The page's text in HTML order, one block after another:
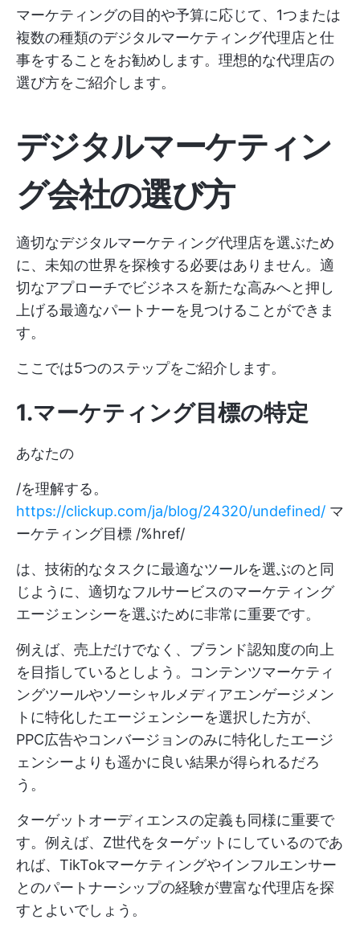
マーケティングの目的や予算に応じて、1つまたは
複数の種類のデジタルマーケティング代理店と仕
事をすることをお勧めします。理想的な代理店の
選び方をご紹介します。
デジタルマーケティン
グ会社の選び方
適切なデジタルマーケティング代理店を選ぶため
に、未知の世界を探検する必要はありません。適
切なアプローチでビジネスを新たな高みへと押し
上げる最適なパートナーを見つけることができま
す。
ここでは5つのステップをご紹介します。
1.マーケティング目標の特定
あなたの
/を理解する。
https://clickup.com/ja/blog/24320/undefined/ マ
ーケティング目標 /%href/
は、技術的なタスクに最適なツールを選ぶのと同
じように、適切なフルサービスのマーケティング
エージェンシーを選ぶために非常に重要です。
例えば、売上だけでなく、ブランド認知度の向上
を目指しているとしよう。コンテンツマーケティ
ングツールやソーシャルメディアエンゲージメン
トに特化したエージェンシーを選択した方が、
PPC広告やコンバージョンのみに特化したエージ
ェンシーよりも遥かに良い結果が得られるだろ
う。
ターゲットオーディエンスの定義も同様に重要で
す。例えば、Z世代をターゲットにしているのであ
れば、TikTokマーケティングやインフルエンサー
とのパートナーシップの経験が豊富な代理店を探
すとよいでしょう。